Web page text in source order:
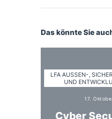
Das könnte Sie
LFA AUSSEN-,
ND
17.
Cyber